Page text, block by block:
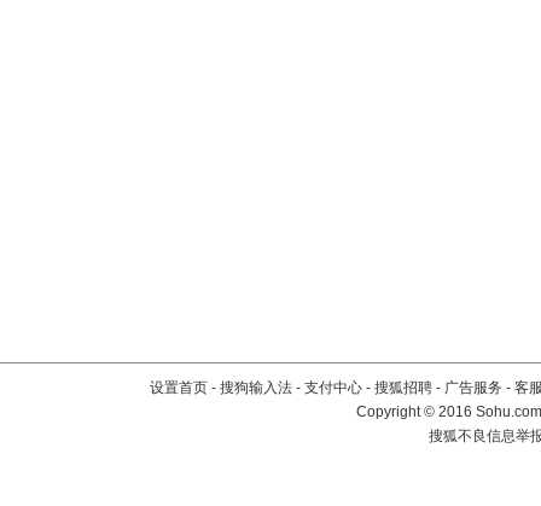
设置首页 - 搜狗输入法 - 支付中心 - 搜狐招聘 - 广告服务 - 客
Copyright©2016
搜狐不良信息举